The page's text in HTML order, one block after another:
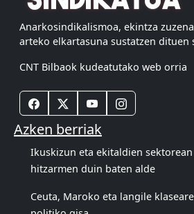
Anarkosindikalismoa, ekintza
arteko elkartasuna sustatzen dituen
CNT Bilbaok kudeatutako web orria
Azken berriak
Ikuskizun eta ekitaldien
hitzarmen duin baten alde
Ceuta, Maroko eta langile